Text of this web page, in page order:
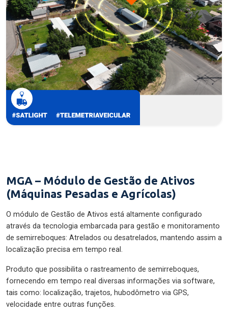
MGA – Módulo de Gestão de Ativos
(Máquinas Pesadas e Agrícolas)
O módulo de Gestão de Ativos está altamente configurado
através da tecnologia embarcada para gestão e monitoramento
de semirreboques: Atrelados ou desatrelados, mantendo assim a
localização precisa em tempo real.
Produto que possibilita o rastreamento de semirreboques,
fornecendo em tempo real diversas informações via software,
tais como: localização, trajetos, hubodômetro via GPS,
velocidade entre outras funções.